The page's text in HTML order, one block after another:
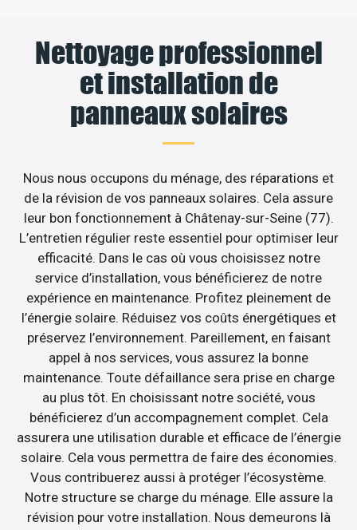
Nettoyage professionnel
et installation de
panneaux solaires
Nous nous occupons du ménage, des réparations et
de la révision de vos panneaux solaires. Cela assure
leur bon fonctionnement à Châtenay-sur-Seine (77).
L’entretien régulier reste essentiel pour optimiser leur
efficacité. Dans le cas où vous choisissez notre
service d’installation, vous bénéficierez de notre
expérience en maintenance. Profitez pleinement de
l’énergie solaire. Réduisez vos coûts énergétiques et
préservez l’environnement. Pareillement, en faisant
appel à nos services, vous assurez la bonne
maintenance. Toute défaillance sera prise en charge
au plus tôt. En choisissant notre société, vous
bénéficierez d’un accompagnement complet. Cela
assurera une utilisation durable et efficace de l’énergie
solaire. Cela vous permettra de faire des économies.
Vous contribuerez aussi à protéger l’écosystème.
Notre structure se charge du ménage. Elle assure la
révision pour votre installation. Nous demeurons là